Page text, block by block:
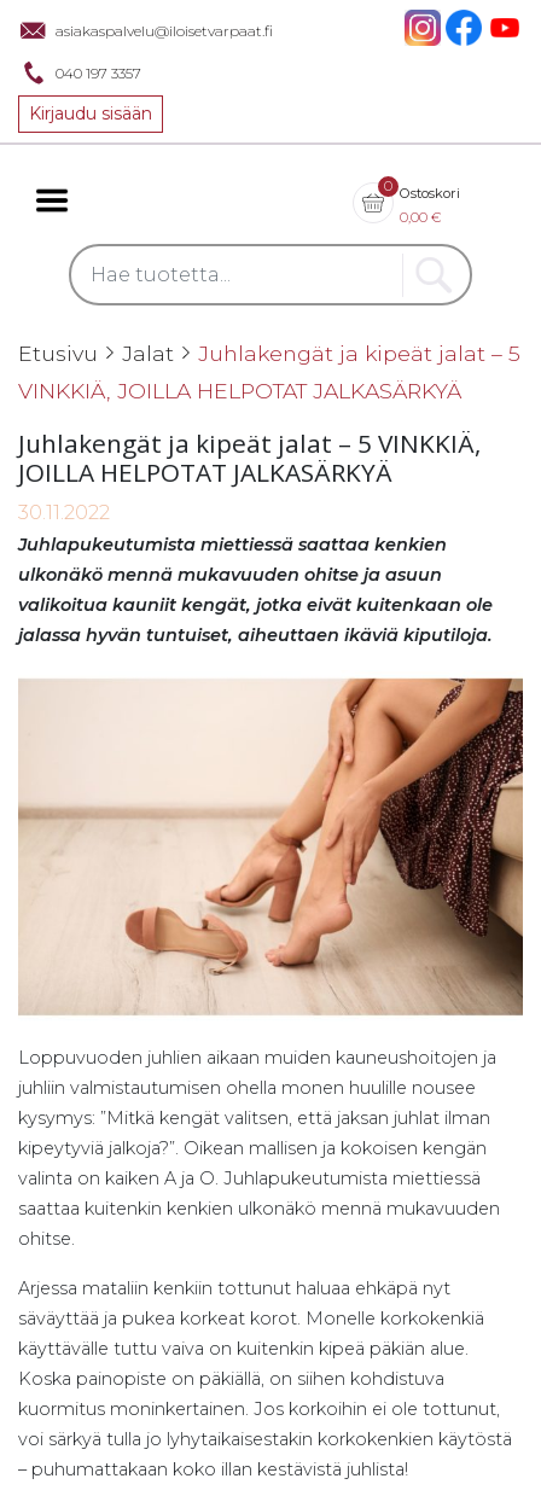
asiakaspalvelu@iloisetvarpaat.fi
040 197 3357
Kirjaudu sisään
0 Ostoskori
0,00 €
Etusivu Jalat
Juhlakengät ja kipeät jalat – 5
VINKKIÄ, JOILLA HELPOTAT JALKASÄRKYÄ
Juhlakengät ja kipeät jalat – 5 VINKKIÄ,
JOILLA HELPOTAT JALKASÄRKYÄ
30.11.2022
Juhlapukeutumista miettiessä saattaa kenkien
ulkonäkö mennä mukavuuden ohitse ja asuun
valikoitua kauniit kengät, jotka eivät kuitenkaan ole
jalassa hyvän tuntuiset, aiheuttaen ikäviä kiputiloja.
Loppuvuoden juhlien aikaan muiden kauneushoitojen ja
juhliin valmistautumisen ohella monen huulille nousee
kysymys: ”Mitkä kengät valitsen, että jaksan juhlat ilman
kipeytyviä jalkoja?”. Oikean mallisen ja kokoisen kengän
valinta on kaiken A ja O. Juhlapukeutumista miettiessä
saattaa kuitenkin kenkien ulkonäkö mennä mukavuuden
ohitse.
Arjessa mataliin kenkiin tottunut haluaa ehkäpä nyt
säväyttää ja pukea korkeat korot. Monelle korkokenkiä
käyttävälle tuttu vaiva on kuitenkin kipeä päkiän alue.
Koska painopiste on päkiällä, on siihen kohdistuva
kuormitus moninkertainen. Jos korkoihin ei ole tottunut,
voi särkyä tulla jo lyhytaikaisestakin korkokenkien käytöstä
– puhumattakaan koko illan kestävistä juhlista!